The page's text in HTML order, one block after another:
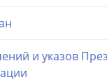
и указов